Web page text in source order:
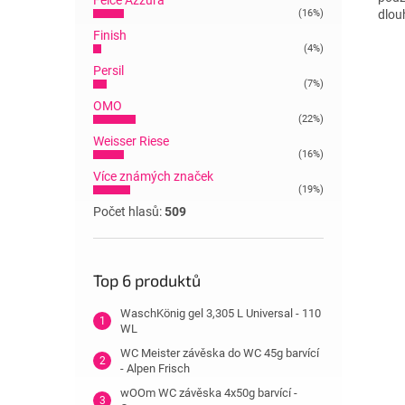
(16%)
Finish
(4%)
Persil
(7%)
OMO
(22%)
Weisser Riese
(16%)
Více známých značek
(19%)
Počet hlasů:509
Top 6 produktů
WaschKönig gel 3,305 L Universal - 110
WL
WC Meister závěska do WC 45g barvící
- Alpen Frisch
wOOm WC závěska 4x50g barvící -